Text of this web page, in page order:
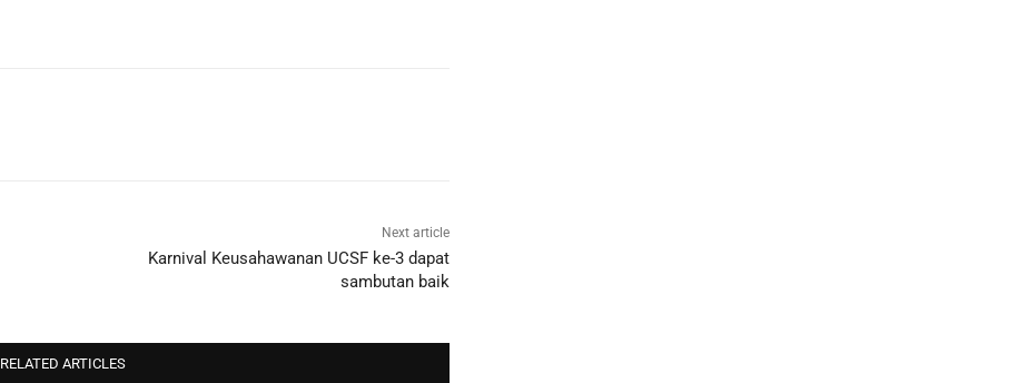
Next article
Karnival Keusahawanan UCSF ke-3 dapat
sambutan baik
RELATED ARTICLES